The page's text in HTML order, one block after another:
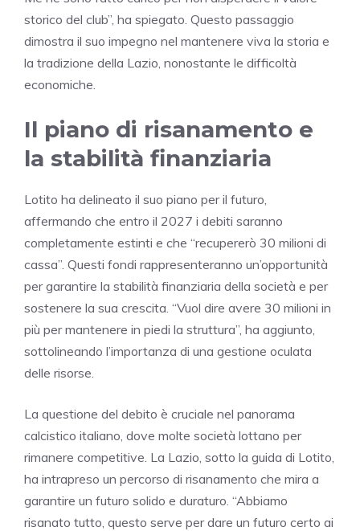
storico del club”, ha spiegato. Questo passaggio
dimostra il suo impegno nel mantenere viva la storia e
la tradizione della Lazio, nonostante le difficoltà
economiche.
Il piano di risanamento e
la stabilità finanziaria
Lotito ha delineato il suo piano per il futuro,
affermando che entro il 2027 i debiti saranno
completamente estinti e che “recupererò 30 milioni di
cassa”. Questi fondi rappresenteranno un’opportunità
per garantire la stabilità finanziaria della società e per
sostenere la sua crescita. “Vuol dire avere 30 milioni in
più per mantenere in piedi la struttura”, ha aggiunto,
sottolineando l’importanza di una gestione oculata
delle risorse.
La questione del debito è cruciale nel panorama
calcistico italiano, dove molte società lottano per
rimanere competitive. La Lazio, sotto la guida di Lotito,
ha intrapreso un percorso di risanamento che mira a
garantire un futuro solido e duraturo. “Abbiamo
risanato tutto, questo serve per dare un futuro certo ai